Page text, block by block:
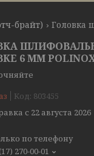
брайт)
6 ММ POLINOX
Код: 803455
с 22 августа 2026
по телефону
270-00-01